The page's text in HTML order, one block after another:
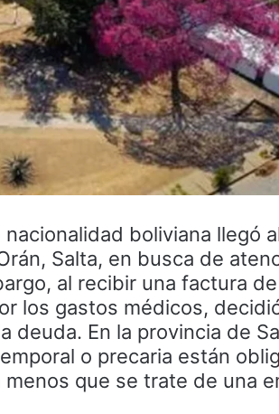
nacionalidad boliviana llegó
Salta, en busca de
al recibir una factura
los gastos médicos,
deuda. En la provincia de
o precaria están
que se trate de una